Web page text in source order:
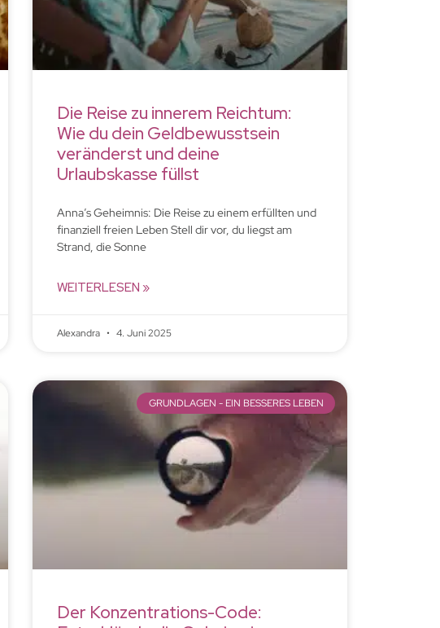
Die Reise zu innerem Reichtum:
Wie du dein Geldbewusstsein
veränderst und deine
Urlaubskasse füllst
Anna’s Geheimnis: Die Reise zu einem erfüllten und
finanziell freien Leben Stell dir vor, du liegst am
Strand, die Sonne
WEITERLESEN »
Alexandra 4. Juni 2025
GRUNDLAGEN - EIN BESSERES LEBEN
Der Konzentrations-Code: